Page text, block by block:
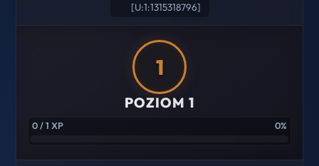
[U:1:1315318796]
1
POZIOM 1
0 / 1 XP 0%